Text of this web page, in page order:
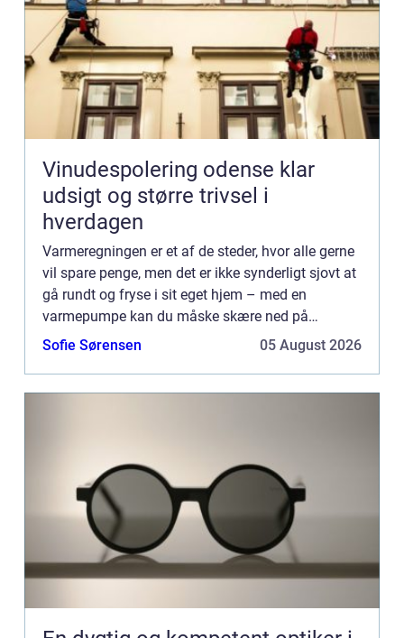
Vinudespolering odense klar
udsigt og større trivsel i
hverdagen
Varmeregningen er et af de steder, hvor alle gerne
vil spare penge, men det er ikke synderligt sjovt at
gå rundt og fryse i sit eget hjem – med en
varmepumpe kan du måske skære ned på
forbruget. På HusBlogfinder du en lang række af
Sofie Sørensen 05 August 2026